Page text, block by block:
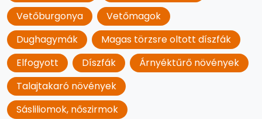
Vetőburgonya
Vetőmagok
Dughagymák
Magas törzsre oltott díszfák
Elfogyott
Díszfák
Árnyéktűrő növények
Talajtakaró növények
Sásliliomok, nőszirmok